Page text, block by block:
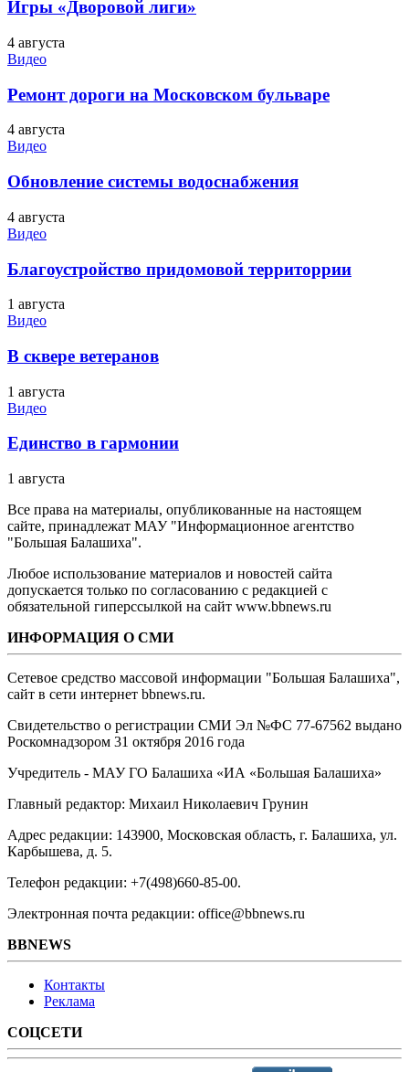
Игры «Дворовой лиги»
4 августа
Видео
Ремонт дороги на Московском бульваре
4 августа
Видео
Обновление системы водоснабжения
4 августа
Видео
Благоустройство придомовой территоррии
1 августа
Видео
В сквере ветеранов
1 августа
Видео
Единство в гармонии
1 августа
Все права на материалы, опубликованные на настоящем
сайте, принадлежат МАУ "Информационное агентство
"Большая Балашиха".
Любое использование материалов и новостей сайта
допускается только по согласованию с редакцией с
обязательной гиперссылкой на сайт www.bbnews.ru
ИНФОРМАЦИЯ О СМИ
Сетевое средство массовой информации "Большая Балашиха",
сайт в сети интернет bbnews.ru.
Свидетельство о регистрации СМИ Эл №ФС ‎77-67562 выдано
Роскомнадзором 31 октября 2016 года
Учредитель - МАУ ГО Балашиха «ИА «Большая Балашиха»
Главный редактор: Михаил Николаевич Грунин
Адрес редакции: 143900, Московская область, г. Балашиха, ул.
Карбышева, д. 5.
Телефон редакции: +7(498)660-85-00.
Электронная почта редакции: office@bbnews.ru
BBNEWS
Контакты
Реклама
СОЦСЕТИ